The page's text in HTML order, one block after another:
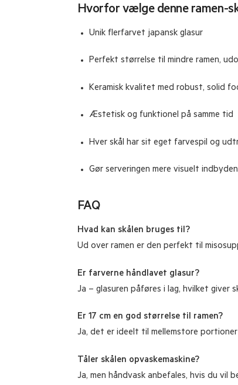
Hvorfor vælge denne ramen-
Unik flerfarvet japansk glasur
Perfekt størrelse til mindre ramen,
Keramisk kvalitet med robust, solid
Æstetisk og funktionel på samme tid
Hver skål har sit eget farvespil og
Gør serveringen mere visuelt
FAQ
Hvad kan skålen bruges til?
Ud over ramen er den perfekt til
Er farverne håndlavet glasur?
Ja – glasuren påføres i lag, hvilket giver
Er 17 cm en god størrelse til ramen?
Ja, det er ideelt til mellemstore
Tåler skålen opvaskemaskine?
Ja, men håndvask anbefales, hvis du